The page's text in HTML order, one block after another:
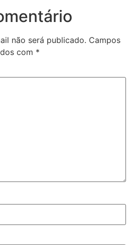
não será publicado. Campos
com *